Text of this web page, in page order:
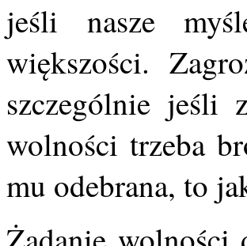
jeśli nasze
większości.
szczególnie jeśli
wolności trzeba
mu odebrana, to